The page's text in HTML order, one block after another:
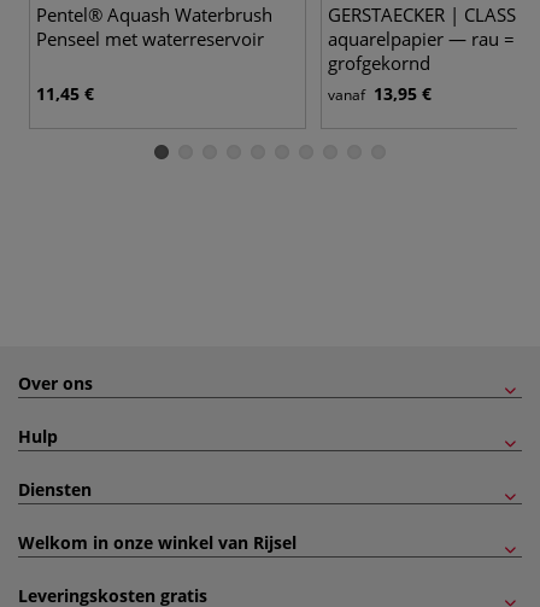
Pentel® Aquash Waterbrush
Penseel met waterreservoir
11,45 €
GERSTAECKER | CLASSIC
aquarelpapier — rau =
grofgekornd
vanaf 13,95 €
Over ons
Hulp
Diensten
Welkom in onze winkel van Rijsel
Leveringskosten gratis